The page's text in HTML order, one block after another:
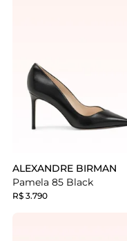
ALEXANDRE BIRMAN
Pamela 85 Black
R$ 3.790